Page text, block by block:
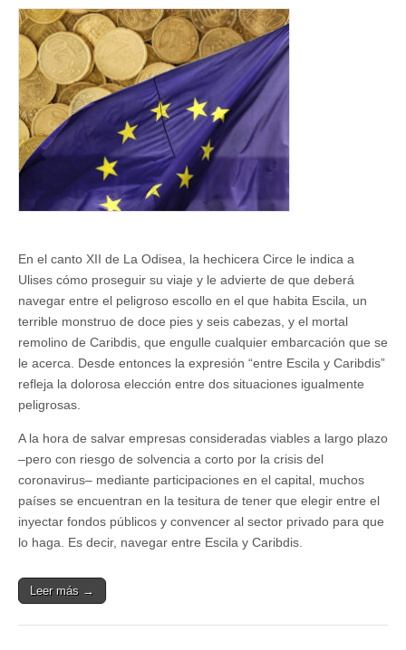
En el canto XII de La Odisea, la hechicera Circe le indica a
Ulises cómo proseguir su viaje y le advierte de que deberá
navegar entre el peligroso escollo en el que habita Escila, un
terrible monstruo de doce pies y seis cabezas, y el mortal
remolino de Caribdis, que engulle cualquier embarcación que se
le acerca. Desde entonces la expresión “entre Escila y Caribdis”
refleja la dolorosa elección entre dos situaciones igualmente
peligrosas.
A la hora de salvar empresas consideradas viables a largo plazo
–pero con riesgo de solvencia a corto por la crisis del
coronavirus– mediante participaciones en el capital, muchos
países se encuentran en la tesitura de tener que elegir entre el
inyectar fondos públicos y convencer al sector privado para que
lo haga. Es decir, navegar entre Escila y Caribdis.
Leer más →